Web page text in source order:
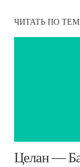
ЧИТАТЬ ПО
Целан —